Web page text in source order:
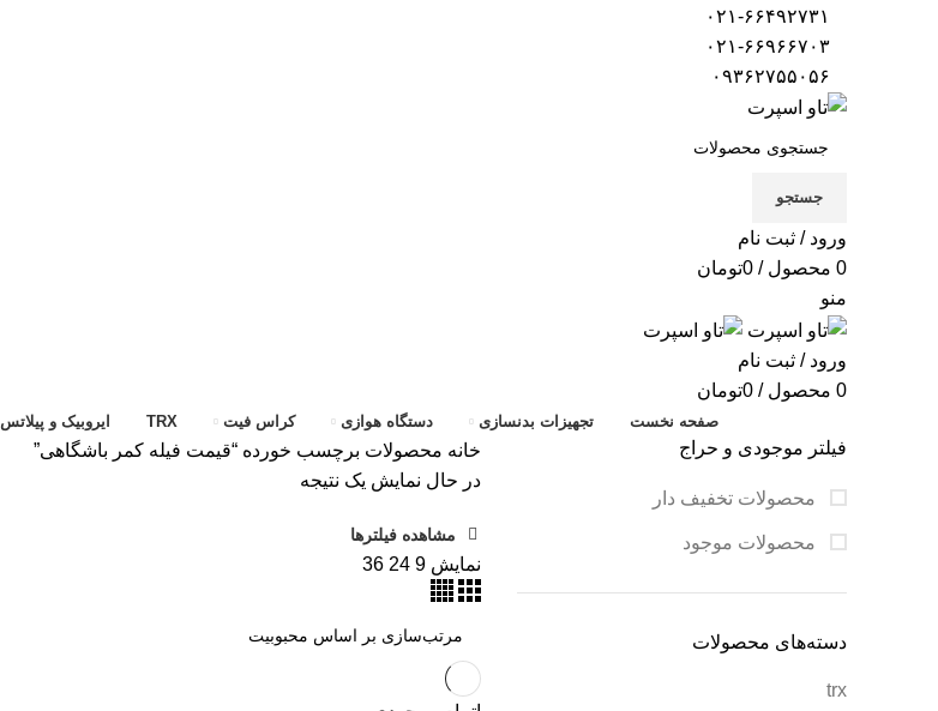
جستجو
ورود / ثبت نام
0 محصول / تومان0
منو
ورود / ثبت نام
0 محصول / تومان0
صفحه نخست تجهیزات بدنسازی دستگاه هوازی کراس فیت TRX ایروبیک و پیلاتس
فیلتر موجودی و حراج
محصولات تخفیف دار
محصولات موجود
دسته‌های محصولات
trx
خانه محصولات برچسب خورده “قیمت فیله کمر باشگاهی”
در حال نمایش یک نتیجه
مشاهده فیلترها
نمایش9
24
36